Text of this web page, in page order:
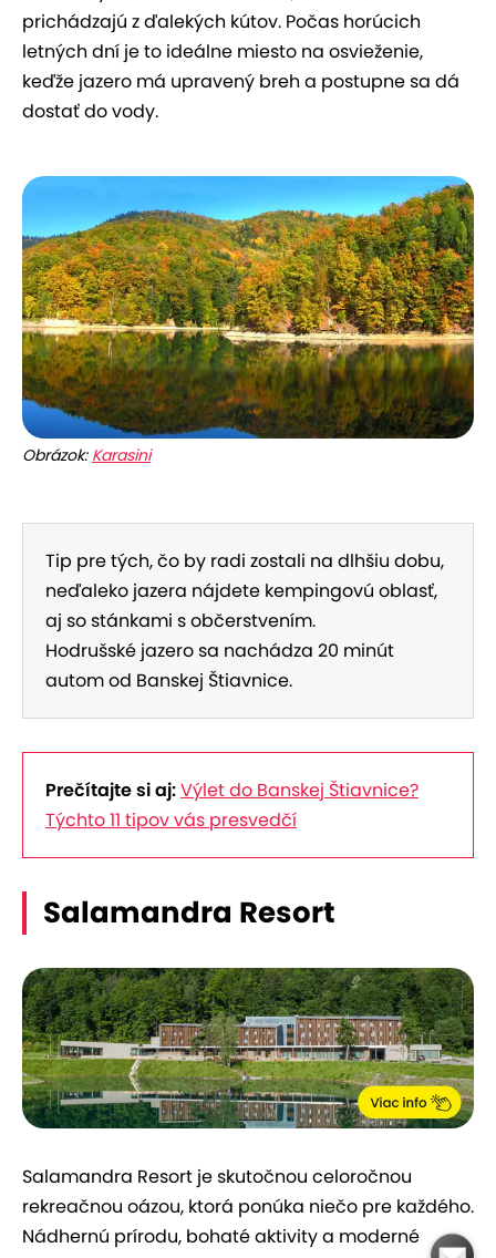
prichádzajú z ďalekých kútov. Počas horúcich
letných dní je to ideálne miesto na osvieženie,
keďže jazero má upravený breh a postupne sa dá
dostať do vody.
Obrázok: Karasini
Tip pre tých, čo by radi zostali na dlhšiu dobu,
neďaleko jazera nájdete kempingovú oblasť,
aj so stánkami s občerstvením.
Hodrušské jazero sa nachádza 20 minút
autom od Banskej Štiavnice.
Prečítajte si aj:Výlet do Banskej Štiavnice?
Týchto 11 tipov vás presvedčí
Salamandra Resort
Salamandra Resort je skutočnou celoročnou
rekreačnou oázou, ktorá ponúka niečo pre každého.
Nádhernú prírodu, bohaté aktivity a moderné